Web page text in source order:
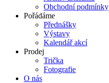
Obchodní podmínky
Pořádáme
Přednášky
Výstavy
Kalendář akcí
Prodej
Trička
Fotografie
O nás